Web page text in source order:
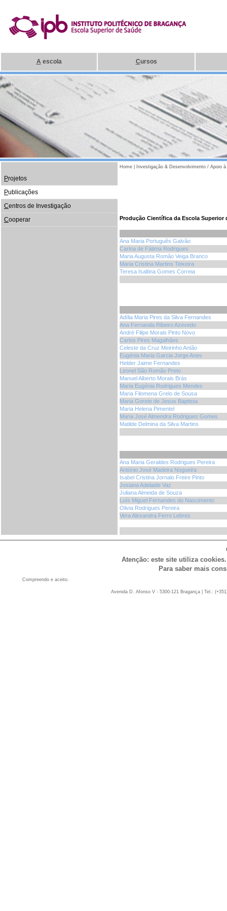
A escola Cursos
Projetos
Publicações
Centros de Investigação
Cooperar
Home Investigação & Desenvolvimento / Apoio
Produção Científica da Escola
Ana Maria Português Galvão
Carina de Fátima Rodrigues
Maria Augusta Romão Veiga Branco
Maria Cristina Martins Teixeira
Teresa Isaltina Gomes Correia
Adília Maria Pires da Silva Fernandes
Ana Fernanda Ribeiro Azevedo
André Filipe Morais Pinto Novo
Carlos Pires Magalhães
Celeste da Cruz Meirinho Antão
Eugénia Maria Garcia Jorge Anes
Helder Jaime Fernandes
Leonel São Romão Preto
Manuel Alberto Morais Brás
Maria Eugénia Rodrigues Mendes
Maria Filomena Grelo de Sousa
Maria Gorete de Jesus Baptista
Maria Helena Pimentel
Maria José Almendra Rodrigues Gomes
Matilde Delmina da Silva Martins
Ana Maria Geraldes Rodrigues Pereira
António José Madeira Nogueira
Isabel Cristina Jornalo Freire Pinto
Josiana Adelaide Vaz
Juliana Almeida de Souza
Luís Miguel Fernandes do Nascimento
Olivia Rodrigues Pereira
Vera Alexandra Ferro Lebres
Atenção: este site utiliza
Para saber mais
Compreendo e aceito.
Avenida D. Afonso V - 5300-121 Bragança | Tel.: